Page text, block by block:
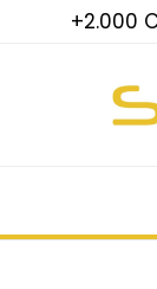
+2.000